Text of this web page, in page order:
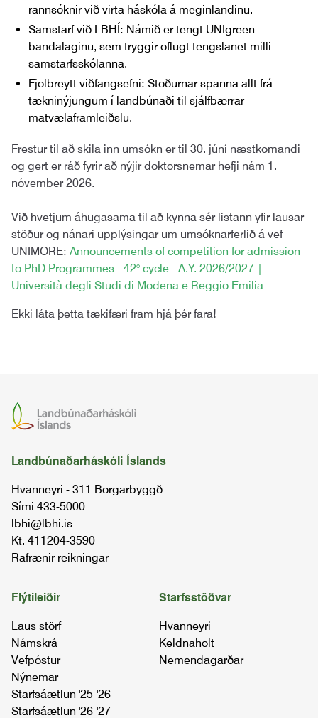
rannsóknir við virta háskóla á meginlandinu.
Samstarf við LBHÍ: Námið er tengt UNIgreen
bandalaginu, sem tryggir öflugt tengslanet milli
samstarfsskólanna.
Fjölbreytt viðfangsefni: Stöðurnar spanna allt frá
tækninýjungum í landbúnaði til sjálfbærrar
matvælaframleiðslu.
Frestur til að skila inn umsókn er til 30. júní næstkomandi
og gert er ráð fyrir að nýjir doktorsnemar hefji nám 1.
nóvember 2026.
Við hvetjum áhugasama til að kynna sér listann yfir lausar
stöður og nánari upplýsingar um umsóknarferlið á vef
UNIMORE: Announcements of competition for admission
to PhD Programmes - 42° cycle - A.Y. 2026/2027 |
Università degli Studi di Modena e Reggio Emilia
Ekki láta þetta tækifæri fram hjá þér fara!
Landbúnaðarháskóli Íslands
Hvanneyri - 311 Borgarbyggð
Sími 433-5000
lbhi@lbhi.is
Kt. 411204-3590
Rafrænir reikningar
Starfsstöðvar
Hvanneyri
Keldnaholt
Nemendagarðar
Flýtileiðir
Laus störf
Námskrá
Vefpóstur
Nýnemar
Starfsáætlun '25-'26
Starfsáætlun '26-'27